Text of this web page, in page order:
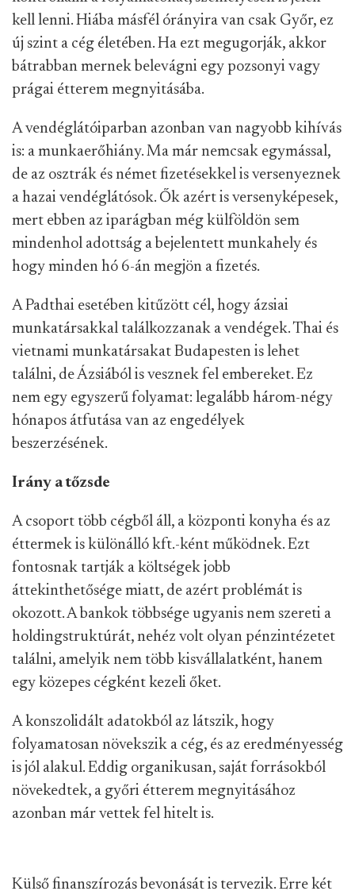
kell lenni. Hiába másfél órányira van csak Győr, ez
új szint a cég életében. Ha ezt megugorják, akkor
bátrabban mernek belevágni egy pozsonyi vagy
prágai étterem megnyitásába.
A vendéglátóiparban azonban van nagyobb kihívás
is: a munkaerőhiány. Ma már nemcsak egymással,
de az osztrák és német fizetésekkel is versenyeznek
a hazai vendéglátósok. Ők azért is versenyképesek,
mert ebben az iparágban még külföldön sem
mindenhol adottság a bejelentett munkahely és
hogy minden hó 6-án megjön a fizetés.
A Padthai esetében kitűzött cél, hogy ázsiai
munkatársakkal találkozzanak a vendégek. Thai és
vietnami munkatársakat Budapesten is lehet
találni, de Ázsiából is vesznek fel embereket. Ez
nem egy egyszerű folyamat: legalább három-négy
hónapos átfutása van az engedélyek
beszerzésének.
Irány a tőzsde
A csoport több cégből áll, a központi konyha és az
éttermek is különálló kft.-ként működnek. Ezt
fontosnak tartják a költségek jobb
áttekinthetősége miatt, de azért problémát is
okozott. A bankok többsége ugyanis nem szereti a
holdingstruktúrát, nehéz volt olyan pénzintézetet
találni, amelyik nem több kisvállalatként, hanem
egy közepes cégként kezeli őket.
A konszolidált adatokból az látszik, hogy
folyamatosan növekszik a cég, és az eredményesség
is jól alakul. Eddig organikusan, saját forrásokból
növekedtek, a győri étterem megnyitásához
azonban már vettek fel hitelt is.
Külső finanszírozás bevonását is tervezik. Erre két